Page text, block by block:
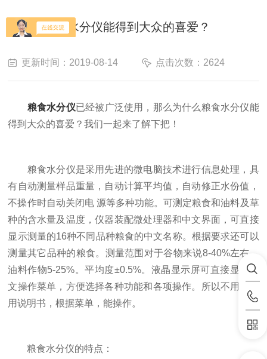
为什么粮食水分仪能得到大众的喜爱？
更新时间：2019-08-14 点击次数：2624
粮食水分仪已经被广泛使用，那么为什么粮食水分仪能
得到大众的喜爱？我们一起来了解下把！
粮食水分仪是采用先进的微电脑技术进行信息处理，具
有自动测量样品重量，自动计算平均值，自动修正水份值，
不操作时自动关闭电 源等多种功能。可测定粮食和油料及草
种的含水量及温度，仪器装配微处理器和中文界面，可直接
显示测量的16种不同品种粮食的中文名称。根据要求还可以
测量其它品种的粮食。测量范围对于谷物来说8-40%左右，
油料作物5-25%。平均度±0.5%。液晶显示屏可直接显示中
文操作菜单，方便选择各种功能和各项操作。所以不用看使
用说明书，根据菜单，能操作。
粮食水分仪的特点：